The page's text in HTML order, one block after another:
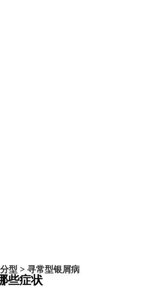
型 > 寻常型银屑病
些症状